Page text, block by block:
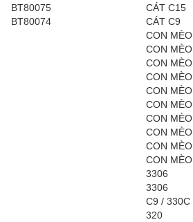
BT80075
CÁT C15
BT80074
CÁT C9
CON MÈO
CON MÈO
CON MÈO
CON MÈO
CON MÈO
CON MÈO
CON MÈO
CON MÈO
CON MÈO
CON MÈO
3306
3306
C9 / 330C
320